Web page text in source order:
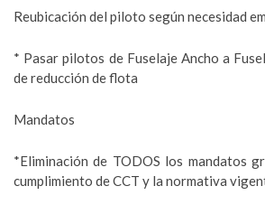
Reubicación del piloto según necesidad
* Pasar pilotos de Fuselaje Ancho a
de reducción de flota
Mandatos
*Eliminación de TODOS los mandatos
cumplimiento de CCT y la normativa